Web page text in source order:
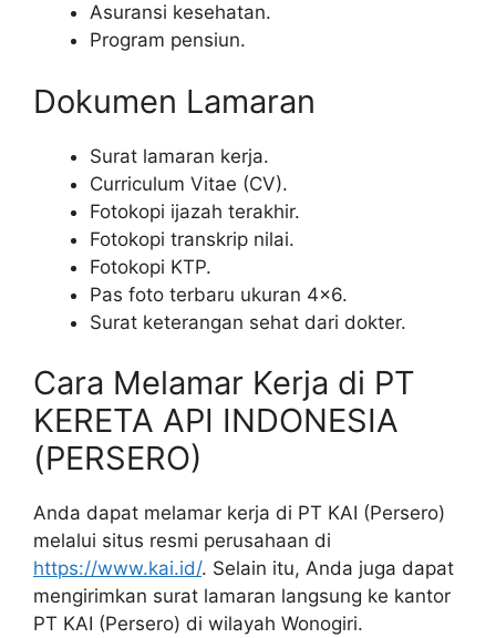
Asuransi kesehatan.
Program pensiun.
Dokumen Lamaran
Surat lamaran kerja.
Curriculum Vitae (CV).
Fotokopi ijazah terakhir.
Fotokopi transkrip nilai.
Fotokopi KTP.
Pas foto terbaru ukuran 4×6.
Surat keterangan sehat dari dokter.
Cara Melamar Kerja di PT
KERETA API INDONESIA
(PERSERO)
Anda dapat melamar kerja di PT KAI (Persero)
melalui situs resmi perusahaan di
https://www.kai.id/. Selain itu, Anda juga dapat
mengirimkan surat lamaran langsung ke kantor
PT KAI (Persero) di wilayah Wonogiri.